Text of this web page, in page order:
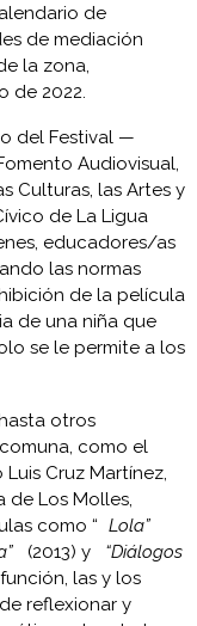
de
de mediación
la zona,
de 2022.
del Festival —
Audiovisual,
Culturas, las Artes y
de La Ligua
educadores/as
las normas
de la película
de una niña que
se le permite a los
otros
como el
Cruz Martínez,
de Los Molles,
como “ Lola”
(2013) y
“Diálogos
las y los
reflexionar y